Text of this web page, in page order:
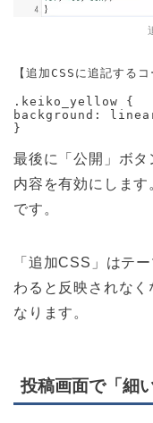
【追加CSSに追記する
.keiko_yellow {
background:
}
最後に「公開」ボ
内容を有効にしま
です。
「追加CSS」はテ
わると反映されな
なります。
投稿画面で「細